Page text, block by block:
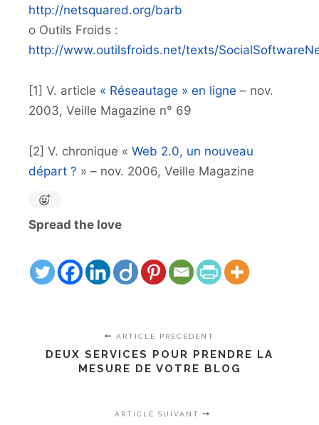
http://netsquared.org/barb
o Outils Froids :
http://www.outilsfroids.net/texts/
[1] V. article « Réseautage » en ligne – nov.
2003, Veille Magazine n° 69
[2] V. chronique « Web 2.0, un nouveau
départ ? » – nov. 2006, Veille Magazine
Spread the love
ARTICLE PRÉCÉDENT
DEUX SERVICES POUR PRENDRE LA
MESURE DE VOTRE BLOG
ARTICLE SUIVANT